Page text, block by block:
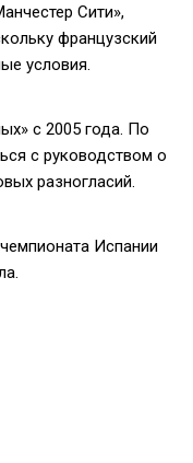
Сити»,
французский
условия.
с 2005 года. По
с руководством о
разногласий.
Испании